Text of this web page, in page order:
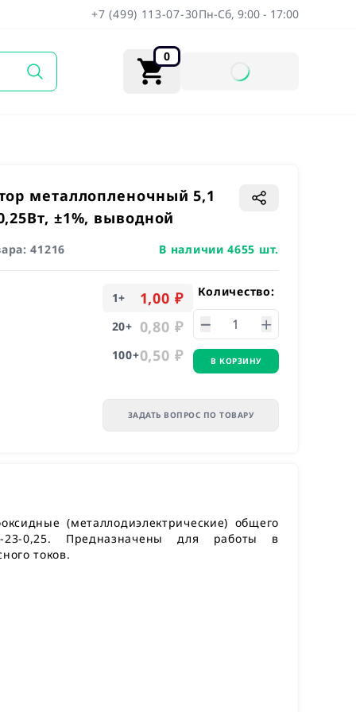
+7 (499) 113-07-30Пн-Сб, 9:00 - 17:00
0
металлопленочный 5,1
±1%, выводной
41216 В наличии 4655 шт.
1+ 1,00 ₽
20+ 0,80 ₽
100+0,50 ₽
Количество:
В КОРЗИНУ
ЗАДАТЬ ВОПРОС ПО ТОВАРУ
(металлодиэлектрические) общего
23-0,25. Предназначены для работы в
токов.